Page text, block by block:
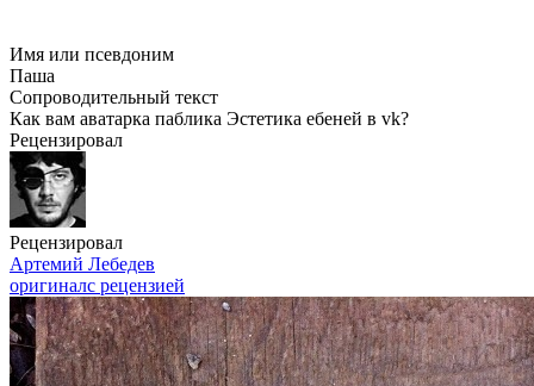
Имя или псевдоним
Паша
Сопроводительный текст
Как вам аватарка паблика Эстетика ебеней в vk?
Рецензировал
Рецензировал
Артемий Лебедев
оригиналс рецензией